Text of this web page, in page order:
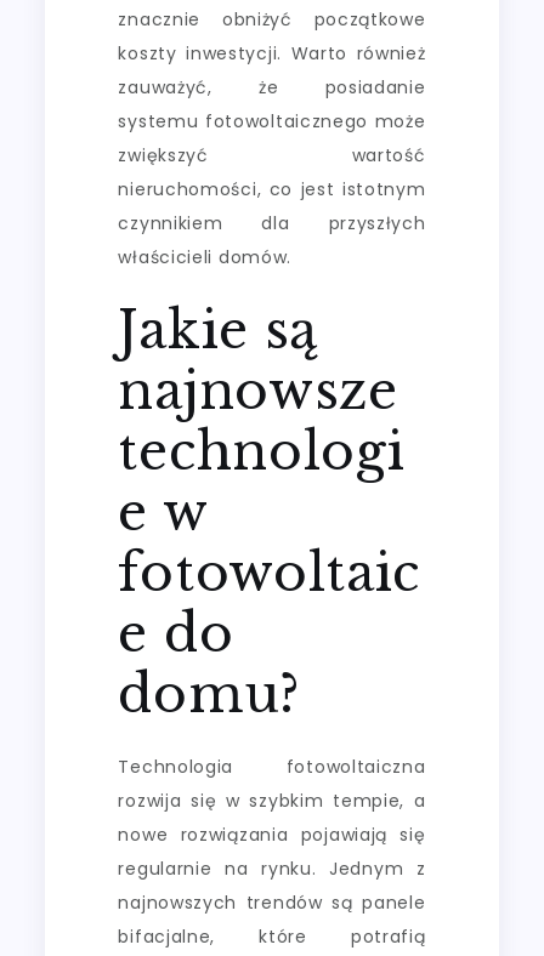
znacznie obniżyć początkowe
koszty inwestycji. Warto również
zauważyć, że posiadanie
systemu fotowoltaicznego może
zwiększyć wartość
nieruchomości, co jest istotnym
czynnikiem dla przyszłych
właścicieli domów.
Jakie są
najnowsze
technologi
e w
fotowoltaic
e do
domu?
Technologia fotowoltaiczna
rozwija się w szybkim tempie, a
nowe rozwiązania pojawiają się
regularnie na rynku. Jednym z
najnowszych trendów są panele
bifacjalne, które potrafią